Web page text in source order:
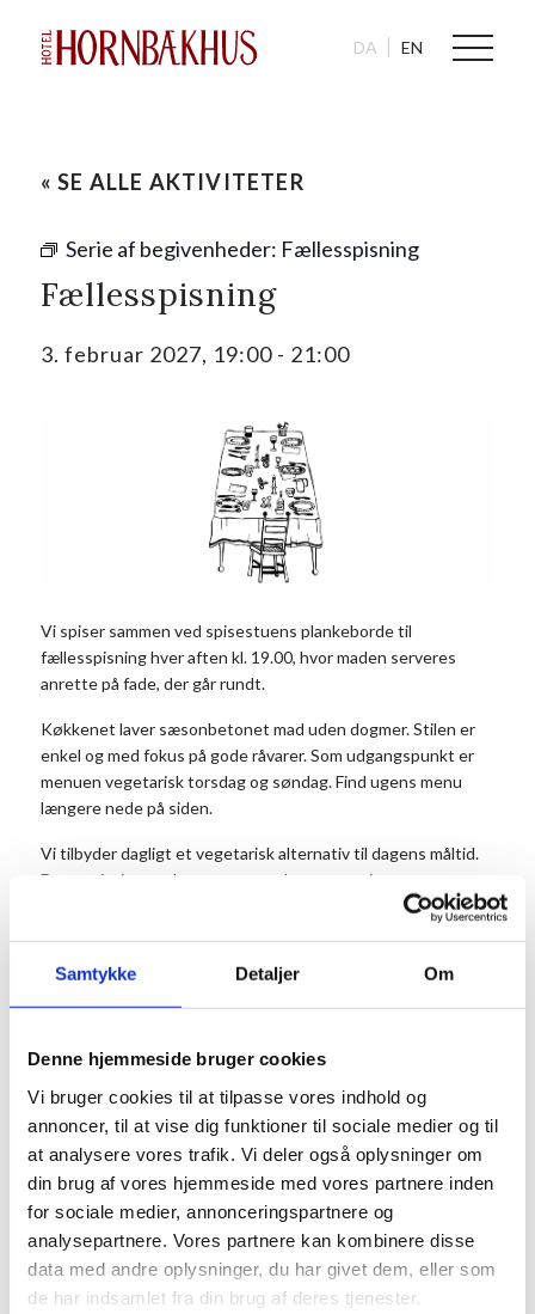
Samtykke Detaljer Om
Denne hjemmeside bruger cookies
Vi bruger cookies til at tilpasse vores indhold og
annoncer, til at vise dig funktioner til sociale medier og til
at analysere vores trafik. Vi deler også oplysninger om
din brug af vores hjemmeside med vores partnere inden
for sociale medier, annonceringspartnere og
analysepartnere. Vores partnere kan kombinere disse
data med andre oplysninger, du har givet dem, eller som
de har indsamlet fra din brug af deres tjenester.
DA EN
« SE ALLE AKTIVITETER
Serie af begivenheder: Fællesspisning
Fællesspisning
3. februar 2027, 19:00- 21:00
Vi spiser sammen ved spisestuens plankeborde til
fællesspisning hver aften kl. 19.00, hvor maden serveres
anrette på fade, der går rundt.
Køkkenet laver sæsonbetonet mad uden dogmer. Stilen er
enkel og med fokus på gode råvarer. Som udgangspunkt er
menuen vegetarisk torsdag og søndag. Find ugens menu
længere nede på siden.
Vi tilbyder dagligt et vegetarisk alternativ til dagens måltid.
Det er vigtigt, at du noterer antal vegetarer i
dessert. Dessert og kaffe kan købes efter maden. Børn til og
med 3 år betaler ikke.
Husk at reservere dine pladser på forhånd.
Ankom gerne ca. 20 minutter før, så du kan få noget at drikke
og finde en plads ved langbordet, inden maden serveres.
Vi kan ikke tilpasse maden eller garantere veganske, mælkefri
eller glutenfri muligheder.
Der tages forbehold for ændringer i menuen.
Du kan se menuenHER.